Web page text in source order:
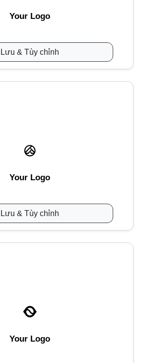
Your Logo
Lưu & Tùy chỉnh
Your Logo
Lưu & Tùy chỉnh
Your Logo